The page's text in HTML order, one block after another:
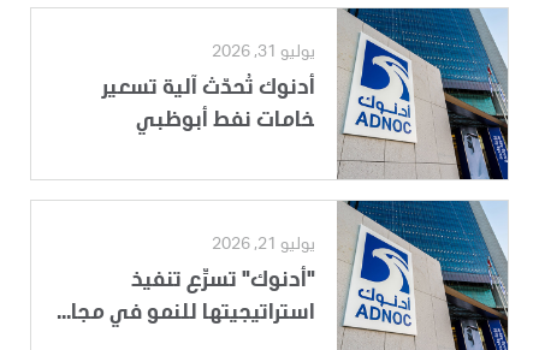
يوليو 31, 2026
أدنوك تُحدّث آلية تسعير
خامات نفط أبوظبي
يوليو 21, 2026
"أدنوك" تسرِّع تنفيذ
استراتيجيتها للنمو في مجا...